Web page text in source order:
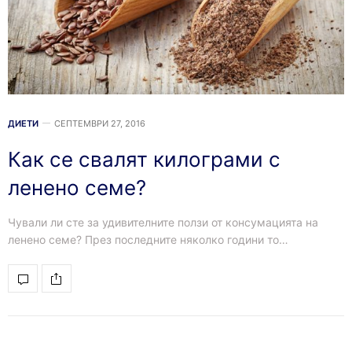
ДИЕТИ СЕПТЕМВРИ 27, 2016
Как се свалят килограми с
ленено семе?
Чували ли сте за удивителните ползи от консумацията на
ленено семе? През последните няколко години то…